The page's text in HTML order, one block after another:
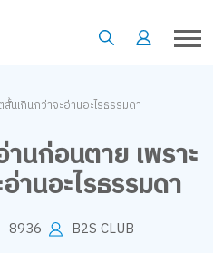
เกินกว่าจะอ่านอะไรธรรมดา
นก่อนตาย เพราะ
านอะไรธรรมดา
8936 B2S CLUB